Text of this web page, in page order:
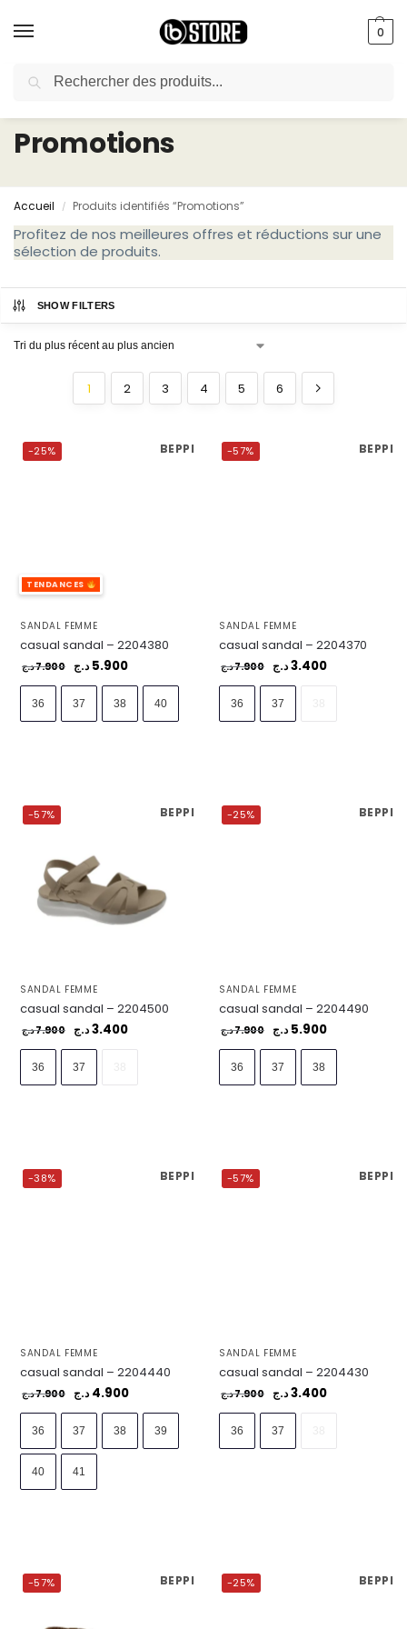
0
livraison gratuite au bureau dès 10000 DA avec paiement en ligne
Promotions
Accueil / Produits identifiés “Promotions”
Profitez de nos meilleures offres et réductions sur une
sélection de produits.
SHOW FILTERS
1 2 3 4 5 6
-25%
TENDANCES
BEPPI
SANDAL FEMME
casual sandal – 2204380
7.900د.ج 5.900 د.ج
36 37 38 40
-57% BEPPI
SANDAL FEMME
casual sandal – 2204370
7.900د.ج 3.400د.ج
36 37
-57% BEPPI
SANDAL FEMME
casual sandal – 2204500
7.900د.ج 3.400د.ج
36 37
-25% BEPPI
SANDAL FEMME
casual sandal – 2204490
7.900د.ج 5.900 د.ج
36 37 38
-38% BEPPI
SANDAL FEMME
casual sandal – 2204440
7.900د.ج 4.900 د.ج
36 37 38 39
40 41
-57% BEPPI
SANDAL FEMME
casual sandal – 2204430
7.900د.ج 3.400د.ج
36 37
-57% BEPPI -25% BEPPI